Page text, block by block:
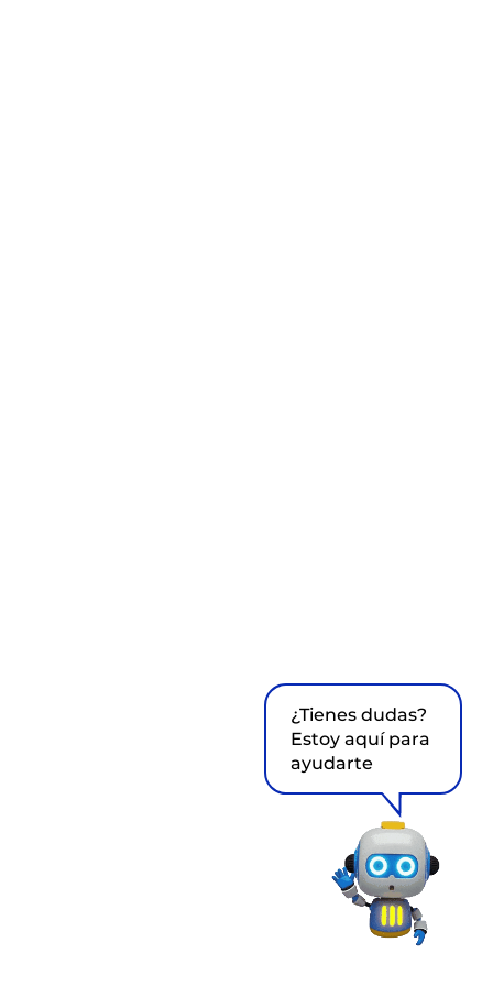
¿Tienes dudas?
Estoy aquí para
ayudarte